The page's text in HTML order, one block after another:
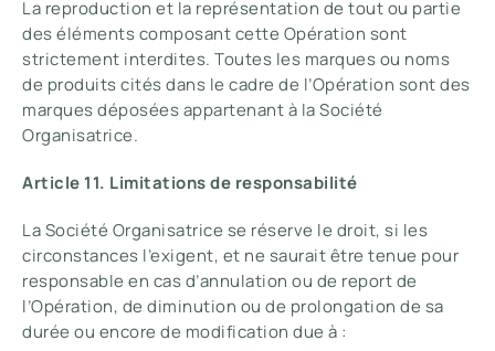
La reproduction et la représentation de tout ou partie
des éléments composant cette Opération sont
strictement interdites. Toutes les marques ou noms
de produits cités dans le cadre de l’Opération sont des
marques déposées appartenant à la Société
Organisatrice.
Article 11. Limitations de responsabilité
La Société Organisatrice se réserve le droit, si les
circonstances l’exigent, et ne saurait être tenue pour
responsable en cas d’annulation ou de report de
l’Opération, de diminution ou de prolongation de sa
durée ou encore de modification due à :